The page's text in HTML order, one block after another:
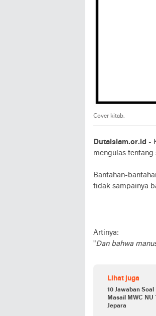
Cover kitab.
Dutaislam.or.id -
mengulas
Bantahan-
tidak sampainya
Artinya:
"Dan bahwa
Lihat juga
10 Jawaban Soal
Masail MWC NU
Jepara